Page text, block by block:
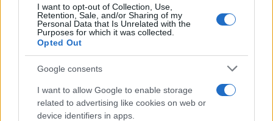
I want to opt-out of Collection, Use,
Retention, Sale, and/or Sharing of my
Personal Data that Is Unrelated with the
Purposes for which it was collected.
Opted Out
Google consents
I want to allow Google to enable storage
related to advertising like cookies on web or
device identifiers in apps.
Sigue leyendo
CRIPTOMONEDAS